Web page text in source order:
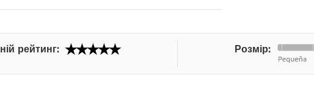
рейтинг: Розмір: